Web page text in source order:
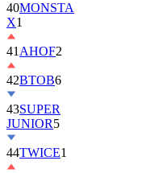
40MONSTA
X1
41 AHOF2
42BTOB6
43SUPER
JUNIOR5
44TWICE1